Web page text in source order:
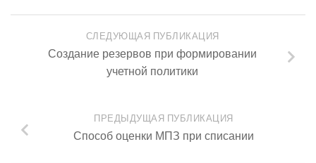
СЛЕДУЮЩАЯ ПУБЛИКАЦИЯ
Создание резервов при формировании
учетной политики
ПРЕДЫДУЩАЯ ПУБЛИКАЦИЯ
Способ оценки МПЗ при списании